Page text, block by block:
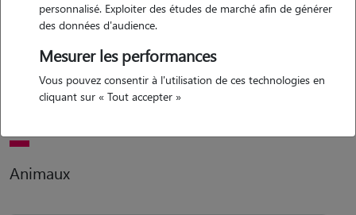
Expérience
j'ai toujours eu des chats, j'en ai actuellement 4, j'ai une petite
vie d'adulte ont vécu jusqu'à 14 et 18 ans. je n'ai aucun problème à
Animaux
personnalisé. Exploiter des études de marché afin de générer
des données d'audience.
Mesurer les performances
Vous pouvez consentir à l'utilisation de ces technologies en
cliquant sur « Tout accepter »